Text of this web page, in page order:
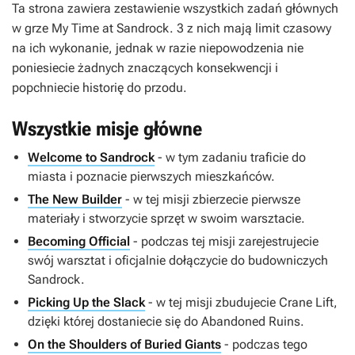
Ta strona zawiera zestawienie wszystkich zadań głównych
w grze My Time at Sandrock. 3 z nich mają limit czasowy
na ich wykonanie, jednak w razie niepowodzenia nie
poniesiecie żadnych znaczących konsekwencji i
popchniecie historię do przodu.
Wszystkie misje główne
Welcome to Sandrock- w tym zadaniu traficie do
miasta i poznacie pierwszych mieszkańców.
The New Builder - w tej misji zbierzecie pierwsze
materiały i stworzycie sprzęt w swoim warsztacie.
Becoming Official - podczas tej misji zarejestrujecie
swój warsztat i oficjalnie dołączycie do budowniczych
Sandrock.
Picking Up the Slack- w tej misji zbudujecie Crane Lift,
dzięki której dostaniecie się do Abandoned Ruins.
On the Shoulders of Buried Giants - podczas tego